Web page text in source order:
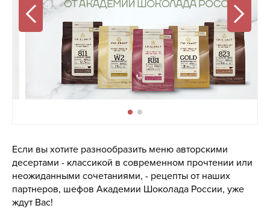
Если вы хотите разнообразить меню авторскими
десертами - классикой в современном прочтении или
неожиданными сочетаниями, - рецепты от наших
партнеров, шефов Академии Шоколада России, уже
ждут Вас!